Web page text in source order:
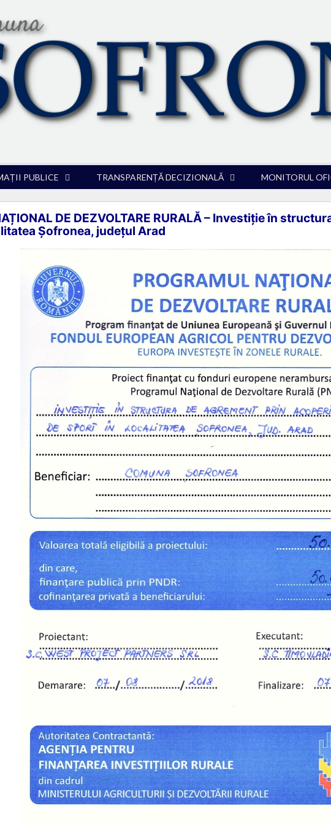
PUBLICE TRANSPARENȚĂ DECIZIONALĂ MONITORUL
DE DEZVOLTARE RURALĂ – Investiție în
Șofronea, județul Arad